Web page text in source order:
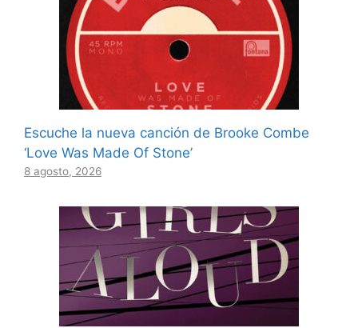
Escuche la nueva canción de Brooke Combe
‘Love Was Made Of Stone’
8 agosto, 2026